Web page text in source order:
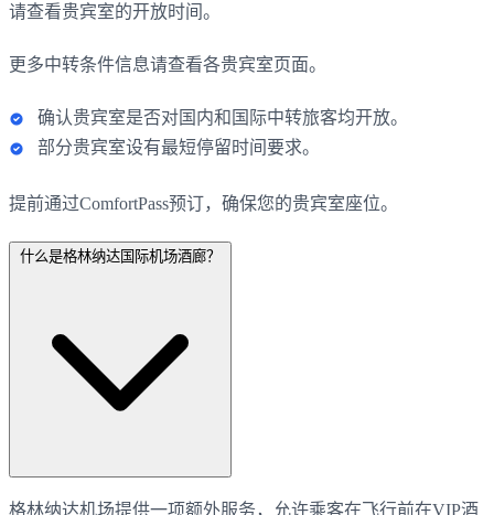
请查看贵宾室的开放时间。
更多中转条件信息请查看各贵宾室页面。
确认贵宾室是否对国内和国际中转旅客均开放。
部分贵宾室设有最短停留时间要求。
提前通过ComfortPass预订，确保您的贵宾室座位。
什么是格林纳达国际机场酒廊？
格林纳达机场提供一项额外服务，允许乘客在飞行前在VIP酒